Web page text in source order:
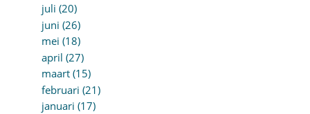
juli (20)
juni (26)
mei (18)
april (27)
maart (15)
februari (21)
januari (17)